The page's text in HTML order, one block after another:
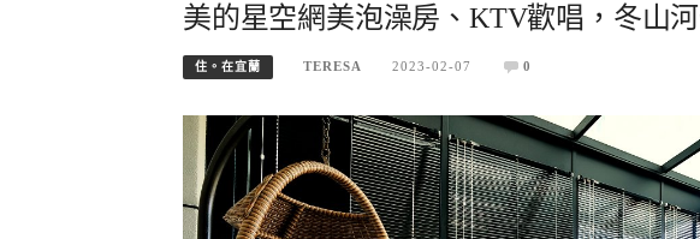
美的星空網美泡澡房、KTV歡唱，冬山
住。在宜蘭 TERESA 2023-02-07 0